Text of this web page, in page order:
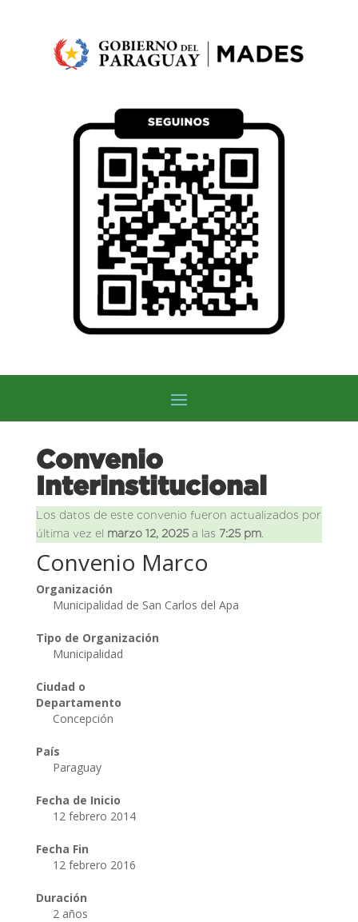
Convenio
Interinstitucional
Los datos de este convenio fueron actualizados por
última vez el marzo 12, 2025a las 7:25 pm.
Convenio Marco
Organización
Municipalidad de San Carlos del Apa
Tipo de Organización
Municipalidad
Ciudad o
Departamento
Concepción
País
Paraguay
Fecha de Inicio
12 febrero 2014
Fecha Fin
12 febrero 2016
Duración
2 años